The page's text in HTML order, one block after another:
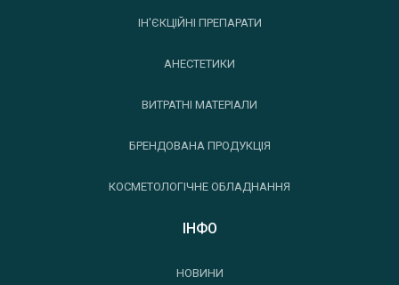
ІН'ЄКЦІЙНІ ПРЕПАРАТИ
АНЕСТЕТИКИ
ВИТРАТНІ МАТЕРІАЛИ
БРЕНДОВАНА ПРОДУКЦІЯ
КОСМЕТОЛОГІЧНЕ ОБЛАДНАННЯ
ІНФО
НОВИНИ